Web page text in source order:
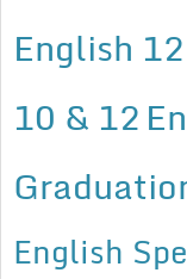
English 12
10 & 12
English